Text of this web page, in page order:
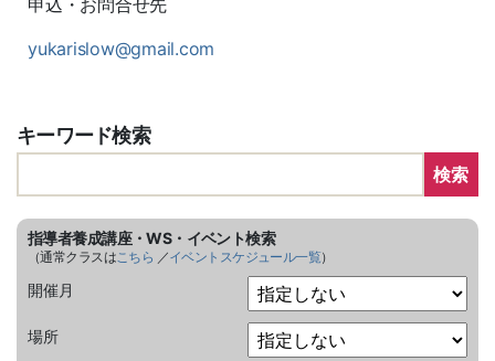
yukarislow@gmail.com
キーワード検索
検索
指導者養成講座・WS・イベント検索
（通常クラスはこちら ／イベントスケジュール一覧）
開催月
場所